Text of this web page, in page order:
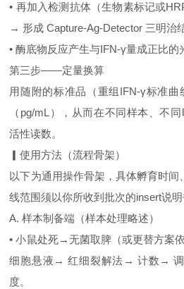
• 再加入检测抗体（生物素标记或
→ 形成 Capture‑Ag‑Detector 三明治
• 酶底物反应产生与IFN‑γ量成正比的
第三步——定量换算
用随附的标准品（重组IFN‑γ标准
（pg/mL），从而在不同样本、不
活性读数。
▎使用方法（流程骨架）
以下为通用操作骨架，具体孵育时间
线范围须以你所收到批次的insert说明
A. 样本制备端（样本处理略述）
• 小鼠处死→无菌取脾（或更替方案
细胞悬液→ 红细裂解法→ 计数→ 调
度。